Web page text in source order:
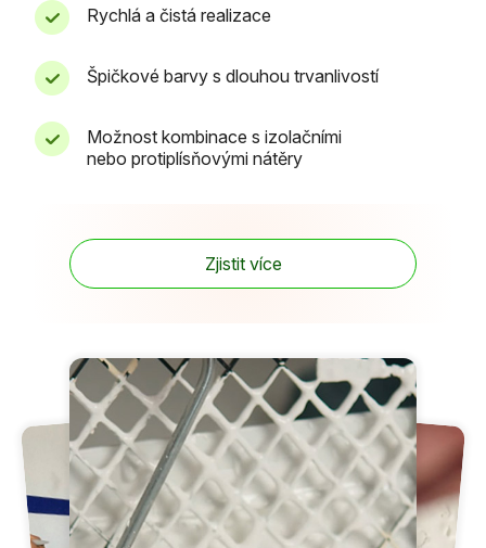
Rychlá a čistá realizace
Špičkové barvy s dlouhou trvanlivostí
Možnost kombinace s izolačními
nebo protiplísňovými nátěry
Zjistit více